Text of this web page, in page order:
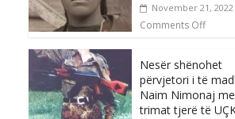
November 21, 2022
Comments Off
Nesër shënohet
përvjetori i të
Naim Nimonaj me
trimat tjerë të